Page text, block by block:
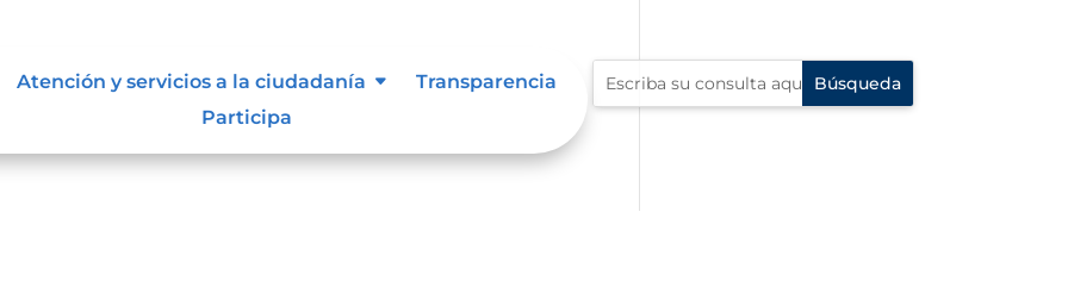
Atención y servicios a la ciudadanía
Transparencia
Participa